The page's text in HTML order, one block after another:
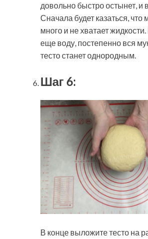
довольно быстро остынет, и
Сначала будет казаться, что
много и не хватает
еще воду, постепенно вся
тесто станет однородным.
Шаг 6:
В конце выложите тесто на